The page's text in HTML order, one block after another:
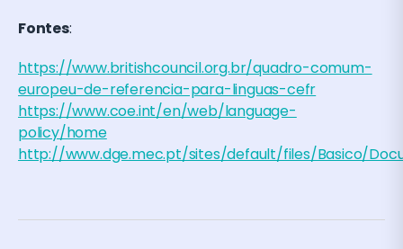
Fontes:
https://www.britishcouncil.org.br/quadro-comum-
europeu-de-referencia-para-linguas-cefr
https://www.coe.int/en/web/language-
policy/home
http://www.dge.mec.pt/sites/default/files/Basico/